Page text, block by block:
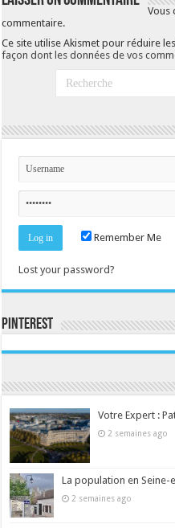
Vous
commentaire.
Ce site utilise Akismet pour réduire
façon dont les données de vos
Remember Me
Lost your password?
Pinterest
Votre Expert :
2 semaines ago
La population en Seine-
2 semaines ago